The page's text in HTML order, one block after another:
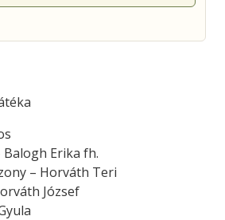
Erika fh.
– Horváth Teri
József